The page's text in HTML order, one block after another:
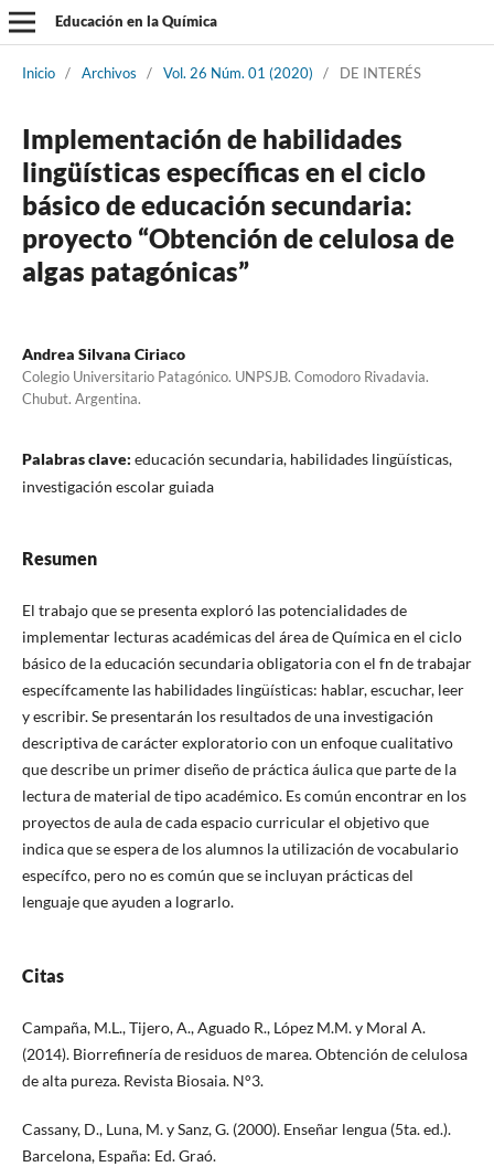
Educación en la Química
Inicio / Archivos / Vol. 26 Núm. 01 (2020) / DE INTERÉS
Implementación de habilidades
lingüísticas específicas en el ciclo
básico de educación secundaria:
proyecto “Obtención de celulosa de
algas patagónicas”
Andrea Silvana Ciriaco
Colegio Universitario Patagónico. UNPSJB. Comodoro Rivadavia.
Chubut. Argentina.
Palabras clave: educación secundaria, habilidades lingüísticas,
investigación escolar guiada
Resumen
El trabajo que se presenta exploró las potencialidades de
implementar lecturas académicas del área de Química en el ciclo
básico de la educación secundaria obligatoria con el fn de trabajar
específcamente las habilidades lingüísticas: hablar, escuchar, leer
y escribir. Se presentarán los resultados de una investigación
descriptiva de carácter exploratorio con un enfoque cualitativo
que describe un primer diseño de práctica áulica que parte de la
lectura de material de tipo académico. Es común encontrar en los
proyectos de aula de cada espacio curricular el objetivo que
indica que se espera de los alumnos la utilización de vocabulario
específco, pero no es común que se incluyan prácticas del
lenguaje que ayuden a lograrlo.
Citas
Campaña, M.L., Tijero, A., Aguado R., López M.M. y Moral A.
(2014). Biorrefinería de residuos de marea. Obtención de celulosa
de alta pureza. Revista Biosaia. N°3.
Cassany, D., Luna, M. y Sanz, G. (2000). Enseñar lengua (5ta. ed.).
Barcelona, España: Ed. Graó.